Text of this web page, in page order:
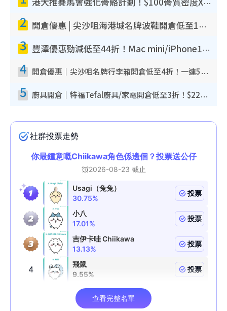
港大推賽馬會強化骨骼計劃！$100骨質密度X光檢查 完成免費運動訓練送超市禮券！附參加資格
2 開倉優惠 | 尖沙咀海港城名牌波鞋開倉低至1折！On鞋$899起／Joy&Peace鞋履$98起
3 豐澤優惠勁減低至44折！Mac mini/iPhone17Pro大減價！廚房家電$220起
4 開倉優惠｜尖沙咀名牌行李箱開倉低至4折！一連5日 American Tourister/ace./Hallmark $200起！
5 廚具開倉｜特福Tefal廚具/家電開倉低至3折！$220起買平底鍋/炒鑊/湯煲！電飯煲/吸塵機/燙斗$418起